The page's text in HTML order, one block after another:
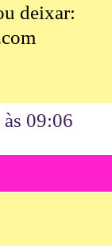
deixar:
09:06